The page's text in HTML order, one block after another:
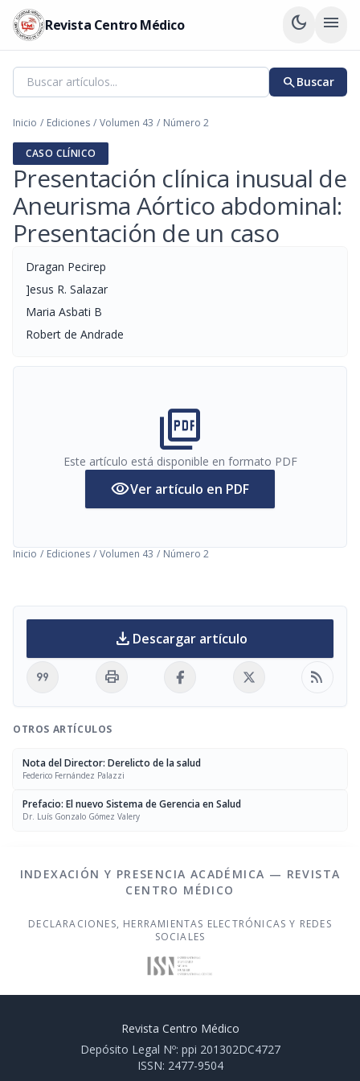
Revista Centro Médico dark_mode menu
searchBuscar
Inicio / Ediciones / Volumen 43 / Número 2
CASO CLÍNICO
Presentación clínica inusual de
Aneurisma Aórtico abdominal:
Presentación de un caso
Dragan Pecirep
]esus R. Salazar
Maria Asbati B
Robert de Andrade
picture_as_pdf
Este artículo está disponible en formato PDF
visibilityVer artículo en PDF
Inicio / Ediciones / Volumen 43 / Número 2
download Descargar artículo
format_quote print rss_feed
OTROS ARTÍCULOS
Nota del Director: Derelicto de la salud
Federico Fernández Palazzi
Prefacio: El nuevo Sistema de Gerencia en Salud
Dr. Luís Gonzalo Gómez Valery
INDEXACIÓN Y PRESENCIA ACADÉMICA — REVISTA
CENTRO MÉDICO
DECLARACIONES, HERRAMIENTAS ELECTRÓNICAS Y REDES
SOCIALES
Revista Centro Médico
Depósito Legal Nº: ppi 201302DC4727
ISSN: 2477-9504